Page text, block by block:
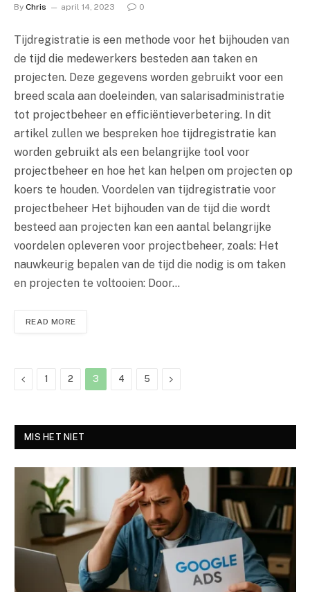
By Chris april 14, 2023 0
Tijdregistratie is een methode voor het bijhouden van
de tijd die medewerkers besteden aan taken en
projecten. Deze gegevens worden gebruikt voor een
breed scala aan doeleinden, van salarisadministratie
tot projectbeheer en efficiëntieverbetering. In dit
artikel zullen we bespreken hoe tijdregistratie kan
worden gebruikt als een belangrijke tool voor
projectbeheer en hoe het kan helpen om projecten op
koers te houden. Voordelen van tijdregistratie voor
projectbeheer Het bijhouden van de tijd die wordt
besteed aan projecten kan een aantal belangrijke
voordelen opleveren voor projectbeheer, zoals: Het
nauwkeurig bepalen van de tijd die nodig is om taken
en projecten te voltooien: Door…
READ MORE
Previous
1 2 3 4 5 Next
MIS HET NIET